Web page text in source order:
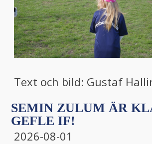
Text och bild: Gustaf
SEMIN ZULUM ÄR
GEFLE IF!
2026-08-01